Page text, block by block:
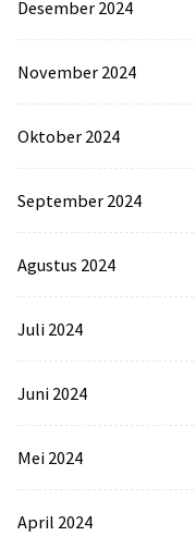
Desember 2024
November 2024
Oktober 2024
September 2024
Agustus 2024
Juli 2024
Juni 2024
Mei 2024
April 2024